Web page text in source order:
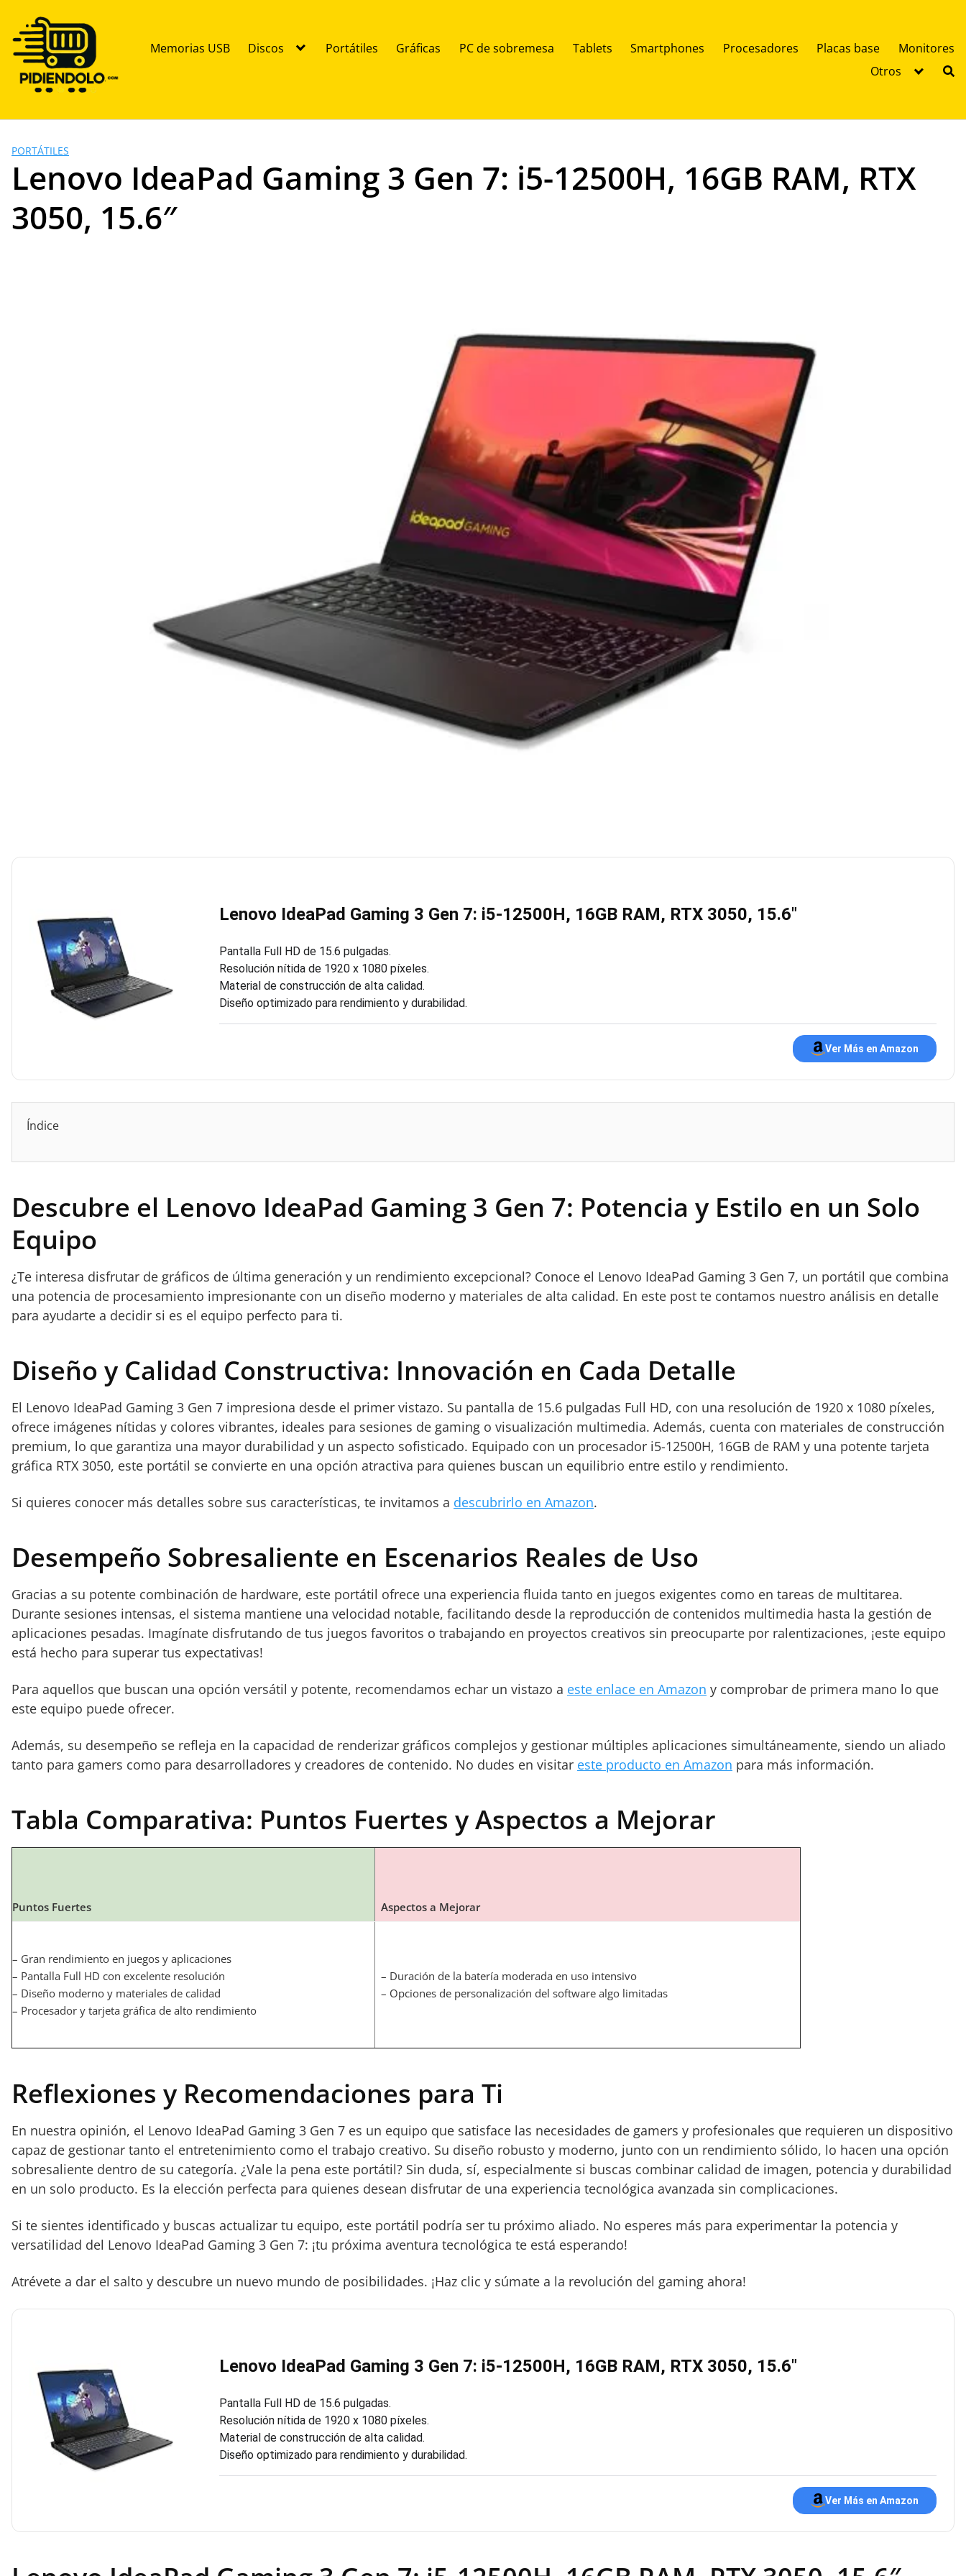
contenido
Memorias USB Discos Portátiles Gráficas PC de sobremesa Tablets Smartphones Procesadores Placas base
Monitores
Otros
PORTÁTILES
Lenovo IdeaPad Gaming 3 Gen 7: i5-12500H, 16GB RAM, RTX
3050, 15.6″
Lenovo IdeaPad Gaming 3 Gen 7: i5-12500H, 16GB RAM, RTX 3050, 15.6″
Pantalla Full HD de 15.6 pulgadas.
Resolución nítida de 1920 x 1080 píxeles.
Material de construcción de alta calidad.
Diseño optimizado para rendimiento y durabilidad.
Ver Más en Amazon
Índice
Descubre el Lenovo IdeaPad Gaming 3 Gen 7: Potencia y Estilo en un Solo
Equipo
¿Te interesa disfrutar de gráficos de última generación y un rendimiento excepcional? Conoce el Lenovo IdeaPad Gaming 3 Gen 7, un portátil que combina
una potencia de procesamiento impresionante con un diseño moderno y materiales de alta calidad. En este post te contamos nuestro análisis en detalle
para ayudarte a decidir si es el equipo perfecto para ti.
Diseño y Calidad Constructiva: Innovación en Cada Detalle
El Lenovo IdeaPad Gaming 3 Gen 7 impresiona desde el primer vistazo. Su pantalla de 15.6 pulgadas Full HD, con una resolución de 1920 x 1080 píxeles,
ofrece imágenes nítidas y colores vibrantes, ideales para sesiones de gaming o visualización multimedia. Además, cuenta con materiales de construcción
premium, lo que garantiza una mayor durabilidad y un aspecto sofisticado. Equipado con un procesador i5-12500H, 16GB de RAM y una potente tarjeta
gráfica RTX 3050, este portátil se convierte en una opción atractiva para quienes buscan un equilibrio entre estilo y rendimiento.
Si quieres conocer más detalles sobre sus características, te invitamos a descubrirlo en Amazon.
Desempeño Sobresaliente en Escenarios Reales de Uso
Gracias a su potente combinación de hardware, este portátil ofrece una experiencia fluida tanto en juegos exigentes como en tareas de multitarea.
Durante sesiones intensas, el sistema mantiene una velocidad notable, facilitando desde la reproducción de contenidos multimedia hasta la gestión de
aplicaciones pesadas. Imagínate disfrutando de tus juegos favoritos o trabajando en proyectos creativos sin preocuparte por ralentizaciones, ¡este equipo
está hecho para superar tus expectativas!
Para aquellos que buscan una opción versátil y potente, recomendamos echar un vistazo a este enlace en Amazon y comprobar de primera mano lo que
este equipo puede ofrecer.
Además, su desempeño se refleja en la capacidad de renderizar gráficos complejos y gestionar múltiples aplicaciones simultáneamente, siendo un aliado
tanto para gamers como para desarrolladores y creadores de contenido. No dudes en visitar este producto en Amazon para más información.
Tabla Comparativa: Puntos Fuertes y Aspectos a Mejorar
Puntos Fuertes Aspectos a Mejorar
– Gran rendimiento en juegos y aplicaciones
– Pantalla Full HD con excelente resolución
– Diseño moderno y materiales de calidad
– Procesador y tarjeta gráfica de alto rendimiento
– Duración de la batería moderada en uso intensivo
– Opciones de personalización del software algo limitadas
Reflexiones y Recomendaciones para Ti
En nuestra opinión, el Lenovo IdeaPad Gaming 3 Gen 7 es un equipo que satisface las necesidades de gamers y profesionales que requieren un dispositivo
capaz de gestionar tanto el entretenimiento como el trabajo creativo. Su diseño robusto y moderno, junto con un rendimiento sólido, lo hacen una opción
sobresaliente dentro de su categoría. ¿Vale la pena este portátil? Sin duda, sí, especialmente si buscas combinar calidad de imagen, potencia y durabilidad
en un solo producto. Es la elección perfecta para quienes desean disfrutar de una experiencia tecnológica avanzada sin complicaciones.
Si te sientes identificado y buscas actualizar tu equipo, este portátil podría ser tu próximo aliado. No esperes más para experimentar la potencia y
versatilidad del Lenovo IdeaPad Gaming 3 Gen 7: ¡tu próxima aventura tecnológica te está esperando!
Atrévete a dar el salto y descubre un nuevo mundo de posibilidades. ¡Haz clic y súmate a la revolución del gaming ahora!
Lenovo IdeaPad Gaming 3 Gen 7: i5-12500H, 16GB RAM, RTX 3050, 15.6″
Pantalla Full HD de 15.6 pulgadas.
Resolución nítida de 1920 x 1080 píxeles.
Material de construcción de alta calidad.
Diseño optimizado para rendimiento y durabilidad.
Ver Más en Amazon